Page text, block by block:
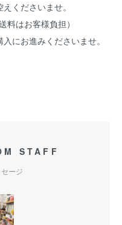
くださいませ。
料はお客様負担）
にお進みくださいませ。
STAFF
ージ